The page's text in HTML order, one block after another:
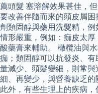
薦頭髮 塞溶解效果甚佳，
要改善伴隨而來的頭皮屑
劑類固醇與藥用洗髮精，
情形嚴重，例如：痂皮太
酸藥膏來輔助。 橄欖油與
痂；類固醇可以抗發炎、
量減少、頭髮變細，則常
細、再變少，與營養缺乏
此外，有些生理上的疾病